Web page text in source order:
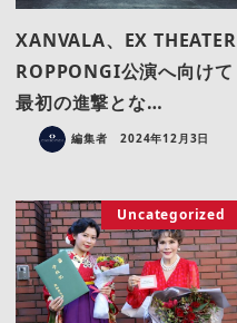
XANVALA、EX THEATER
ROPPONGI公演へ向けて
最初の進撃とな…
編集者 2024年12月3日
Uncategorized